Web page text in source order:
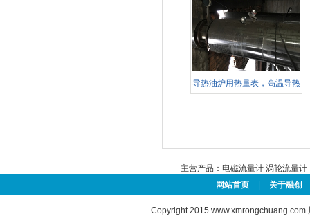
导热油炉用热量表，高温导热
主营产品： 电磁流量计 涡轮流量计
网站首页
关于融创
Copyright 2015 www.xmrongchuang.com